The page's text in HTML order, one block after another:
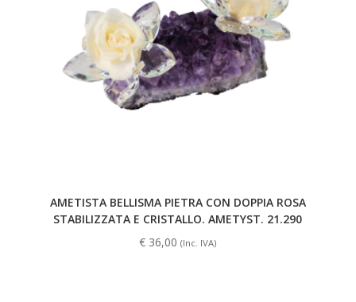
AMETISTA BELLISMA PIETRA CON DOPPIA ROSA
STABILIZZATA E CRISTALLO. AMETYST. 21.290
€ 36,00 (Inc. IVA)